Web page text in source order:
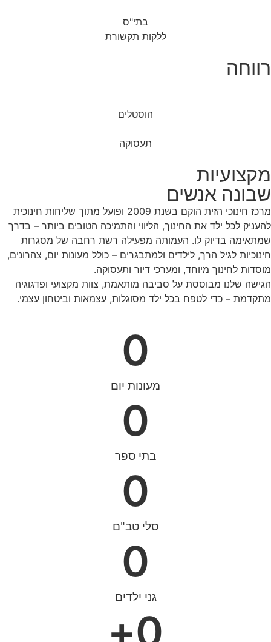
בתי"ס
ללקות תקשורת
רווחה
הוסטלים
תעסוקה
מקצועיות
שבונה אנשים
מרכז חינוכי הזית הוקם בשנת 2009 ופועל מתוך שליחות חינוכית
להעניק לכל ילד את החינוך, הליווי והתמיכה הטובים ביותר – בדרך
שמתאימה בדיוק לו. העמותה מפעילה רשת רחבה של מסגרות
חינוכיות לגיל הרך, לילדים ולמתבגרים – כולל מעונות יום, צהרונים,
מוסדות לחינוך מיוחד, ומערכי דיור ותעסוקה.
הגישה שלנו מבוססת על סביבה מותאמת, צוות מקצועי ופדגוגיה
מתקדמת – כדי לטפח בכל ילד מסוגלות, עצמאות וביטחון עצמי.
מעונות יום
0
בתי ספר
0
סלי טב"ם
0
גני ילדים
0
0
+